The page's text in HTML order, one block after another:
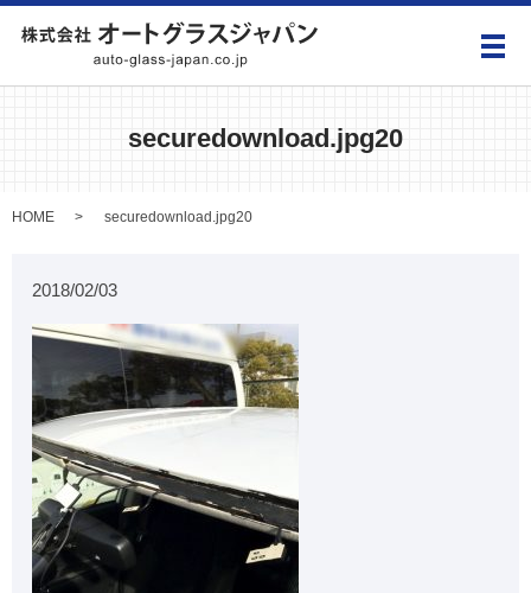
メ
securedownload.jpg20
HOME securedownload.jpg20
2018/02/03